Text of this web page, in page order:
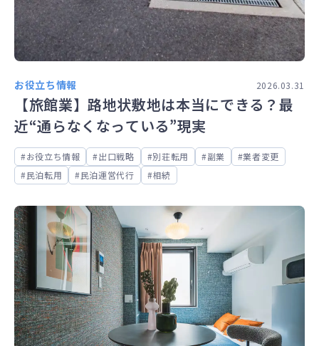
お役立ち情報 2026.03.31
【旅館業】路地状敷地は本当にできる？最
近“通らなくなっている”現実
お役立ち情報 出口戦略 別荘転用 副業
業者変更
民泊転用
民泊運営代行 相続